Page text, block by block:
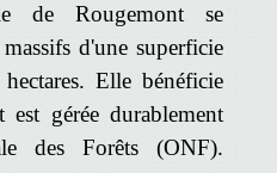
de Rougemont se
d'une superficie
Elle bénéficie
gérée durablement
des Forêts (ONF).